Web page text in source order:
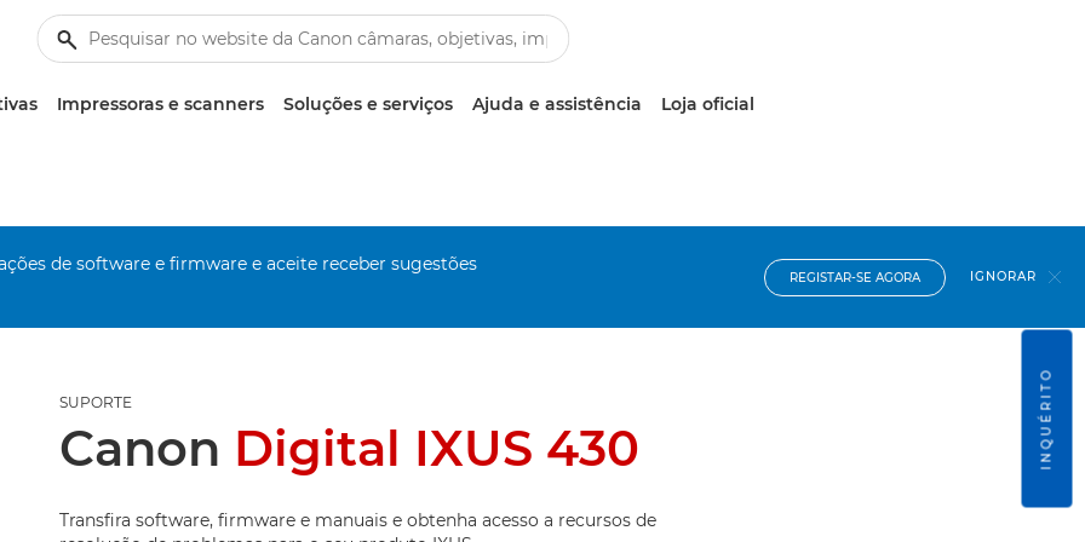
Impressoras e scanners Soluções e serviços Ajuda e assistência Loja oficial
de software e firmware e aceite receber sugestões
REGISTAR-SE AGORA IGNORAR
SUPORTE
Canon Digital IXUS 430
Transfira software, firmware e manuais e obtenha acesso a recursos de
INQUÉRITO